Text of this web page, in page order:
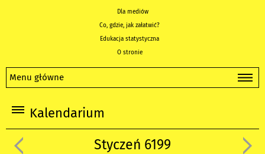
Dla mediów
Co, gdzie, jak załatwić?
Edukacja statystyczna
O stronie
Menu główne
Kalendarium
Styczeń 6199